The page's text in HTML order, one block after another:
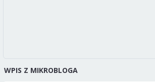
WPIS Z MIKROBLOGA